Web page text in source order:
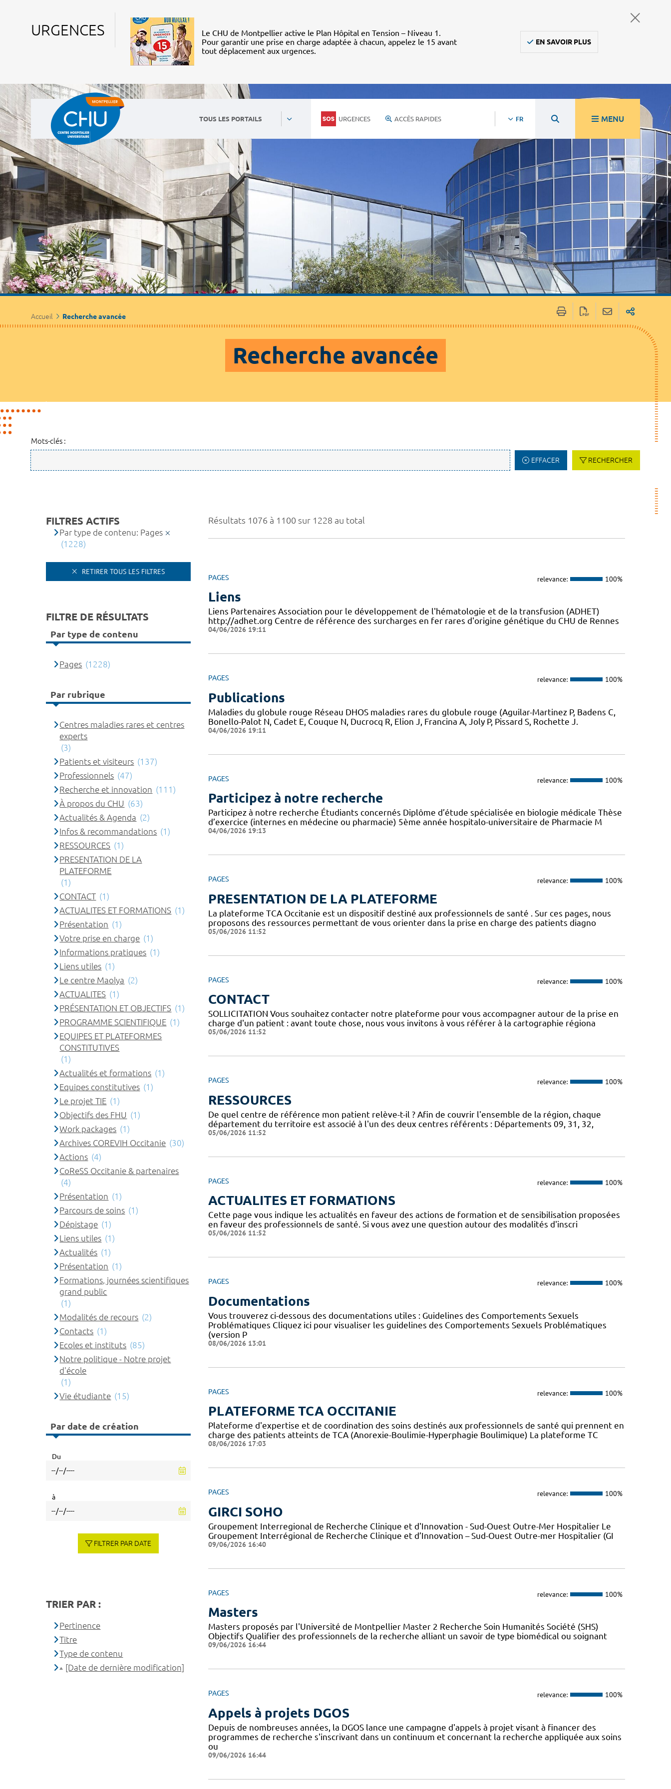
URGENCES
Le CHU de Montpellier active le Plan Hôpital en Tension – Niveau 1.
Pour garantir une prise en charge adaptée à chacun, appelez le 15 avant
tout déplacement aux urgences.
EN SAVOIR PLUS
TOUS LES PORTAILS URGENCES ACCÈS RAPIDES FR MENU
Accueil Recherche avancée
Recherche avancée
Mots-clés :
EFFACER RECHERCHER
Résultats 1076 à 1100 sur 1228 au total
PAGES relevance: 100%
Liens
Liens Partenaires Association pour le développement de l'hématologie et de la transfusion (ADHET)
http://adhet.org Centre de référence des surcharges en fer rares d'origine génétique du CHU de Rennes
04/06/2026 19:11
PAGES relevance: 100%
Publications
Maladies du globule rouge Réseau DHOS maladies rares du globule rouge (Aguilar-Martinez P, Badens C,
Bonello-Palot N, Cadet E, Couque N, Ducrocq R, Elion J, Francina A, Joly P, Pissard S, Rochette J.
04/06/2026 19:11
PAGES relevance: 100%
Participez à notre recherche
Participez à notre recherche Étudiants concernés Diplôme d’étude spécialisée en biologie médicale Thèse
d’exercice (internes en médecine ou pharmacie) 5ème année hospitalo-universitaire de Pharmacie M
04/06/2026 19:13
PAGES relevance: 100%
PRESENTATION DE LA PLATEFORME
La plateforme TCA Occitanie est un dispositif destiné aux professionnels de santé . Sur ces pages, nous
proposons des ressources permettant de vous orienter dans la prise en charge des patients diagno
05/06/2026 11:52
PAGES relevance: 100%
CONTACT
SOLLICITATION Vous souhaitez contacter notre plateforme pour vous accompagner autour de la prise en
charge d'un patient : avant toute chose, nous vous invitons à vous référer à la cartographie régiona
05/06/2026 11:52
PAGES relevance: 100%
RESSOURCES
De quel centre de référence mon patient relève-t-il ? Afin de couvrir l'ensemble de la région, chaque
département du territoire est associé à l'un des deux centres référents : Départements 09, 31, 32,
05/06/2026 11:52
PAGES relevance: 100%
ACTUALITES ET FORMATIONS
Cette page vous indique les actualités en faveur des actions de formation et de sensibilisation proposées
en faveur des professionnels de santé. Si vous avez une question autour des modalités d'inscri
05/06/2026 11:52
PAGES relevance: 100%
Documentations
Vous trouverez ci-dessous des documentations utiles : Guidelines des Comportements Sexuels
Problématiques Cliquez ici pour visualiser les guidelines des Comportements Sexuels Problématiques
(version P
08/06/2026 13:01
PAGES relevance: 100%
PLATEFORME TCA OCCITANIE
Plateforme d'expertise et de coordination des soins destinés aux professionnels de santé qui prennent en
charge des patients atteints de TCA (Anorexie-Boulimie-Hyperphagie Boulimique) La plateforme TC
08/06/2026 17:03
PAGES relevance: 100%
GIRCI SOHO
Groupement Interregional de Recherche Clinique et d'Innovation - Sud-Ouest Outre-Mer Hospitalier Le
Groupement Interrégional de Recherche Clinique et d’Innovation – Sud-Ouest Outre-mer Hospitalier (GI
09/06/2026 16:40
PAGES relevance: 100%
Masters
Masters proposés par l'Université de Montpellier Master 2 Recherche Soin Humanités Société (SHS)
Objectifs Qualifier des professionnels de la recherche alliant un savoir de type biomédical ou soignant
09/06/2026 16:44
PAGES relevance: 100%
Appels à projets DGOS
Depuis de nombreuses années, la DGOS lance une campagne d'appels à projet visant à financer des
programmes de recherche s'inscrivant dans un continuum et concernant la recherche appliquée aux soins
ou
09/06/2026 16:44
FILTRES ACTIFS
Par type de contenu: Pages
(1228)
RETIRER TOUS LES FILTRES
FILTRE DE RÉSULTATS
Par type de contenu
Pages (1228)
Par rubrique
Centres maladies rares et centres
experts
(3)
Patients et visiteurs (137)
Professionnels (47)
Recherche et innovation (111)
À propos du CHU (63)
Actualités & Agenda (2)
Infos & recommandations (1)
RESSOURCES (1)
PRESENTATION DE LA
PLATEFORME
(1)
CONTACT (1)
ACTUALITES ET FORMATIONS (1)
Présentation (1)
Votre prise en charge (1)
Informations pratiques (1)
Liens utiles (1)
Le centre Maolya (2)
ACTUALITES (1)
PRÉSENTATION ET OBJECTIFS (1)
PROGRAMME SCIENTIFIQUE (1)
EQUIPES ET PLATEFORMES
CONSTITUTIVES
(1)
Actualités et formations (1)
Equipes constitutives (1)
Le projet TIE (1)
Objectifs des FHU (1)
Work packages (1)
Archives COREVIH Occitanie (30)
Actions (4)
CoReSS Occitanie & partenaires
(4)
Présentation (1)
Parcours de soins (1)
Dépistage (1)
Liens utiles (1)
Actualités (1)
Présentation (1)
Formations, journées scientifiques
grand public
(1)
Modalités de recours (2)
Contacts (1)
Ecoles et instituts (85)
Notre politique - Notre projet
d'école
(1)
Vie étudiante (15)
Par date de création
Du
à
FILTRER PAR DATE
TRIER PAR :
Pertinence
Titre
Type de contenu
[Date de dernière modification]